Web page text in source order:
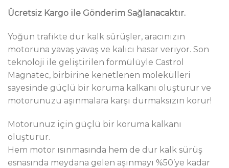
Ücretsiz Kargo ile Gönderim Sağlanacaktır.
Yoğun trafikte dur kalk sürüşler, aracınızın
motoruna yavaş yavaş ve kalıcı hasar veriyor. Son
teknoloji ile geliştirilen formülüyle Castrol
Magnatec, birbirine kenetlenen molekülleri
sayesinde güçlü bir koruma kalkanı oluşturur ve
motorunuzu aşınmalara karşı durmaksızın korur!
Motorunuz için güçlü bir koruma kalkanı
oluşturur.
Hem motor ısınmasında hem de dur kalk sürüş
esnasında meydana gelen aşınmayı %50’ye kadar